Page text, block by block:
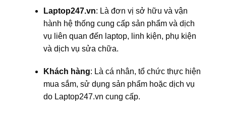
Laptop247.vn: Là đơn vị sở hữu và vận
hành hệ thống cung cấp sản phẩm và dịch
vụ liên quan đến laptop, linh kiện, phụ kiện
và dịch vụ sửa chữa.
Khách hàng: Là cá nhân, tổ chức thực hiện
mua sắm, sử dụng sản phẩm hoặc dịch vụ
do Laptop247.vn cung cấp.